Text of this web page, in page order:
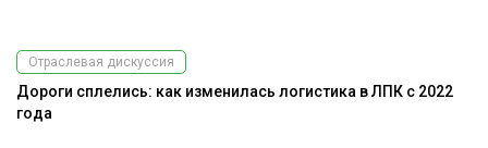
Отраслевая дискуссия
Дороги сплелись: как изменилась логистика в ЛПК с 2022
года